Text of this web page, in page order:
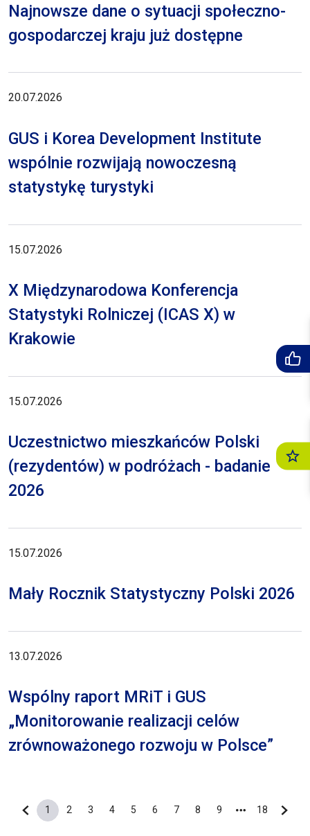
Najnowsze dane o sytuacji społeczno-
gospodarczej kraju już dostępne
20.07.2026
GUS i Korea Development Institute
wspólnie rozwijają nowoczesną
statystykę turystyki
15.07.2026
X Międzynarodowa Konferencja
Statystyki Rolniczej (ICAS X) w
Krakowie
15.07.2026
Uczestnictwo mieszkańców Polski
(rezydentów) w podróżach - badanie
2026
15.07.2026
Mały Rocznik Statystyczny Polski 2026
13.07.2026
Wspólny raport MRiT i GUS
„Monitorowanie realizacji celów
zrównoważonego rozwoju w Polsce”
Poprzednia strona
Bieżąca strona
1
Strona
2
Strona
3
Strona
4
Strona
5
Strona
6
Strona
7
Strona
8
Strona
9
Ostatnia
18